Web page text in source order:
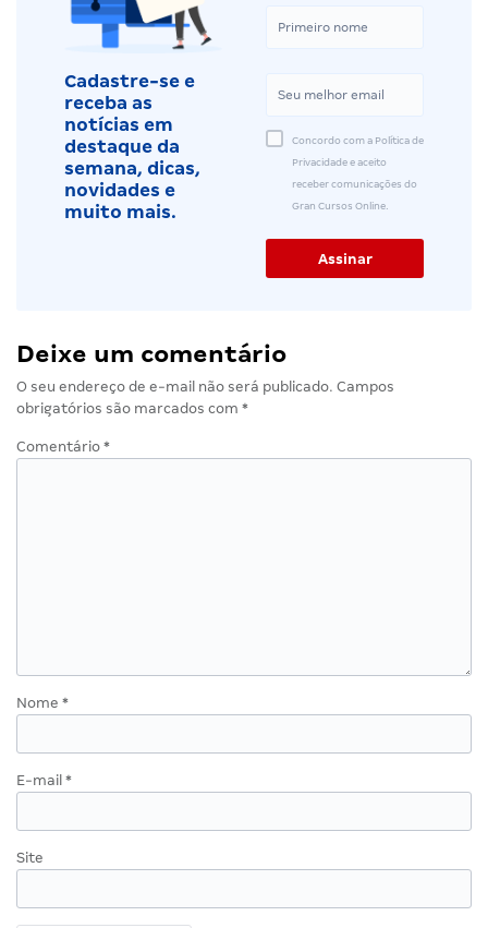
Cadastre-se e
receba as
notícias em
destaque da
semana, dicas,
novidades e
muito mais.
Concordo com a Política de
Privacidade e aceito
receber comunicações do
Gran Cursos Online.
Deixe um comentário
O seu endereço de e-mail não será publicado. Campos
obrigatórios são marcados com *
Comentário *
Nome *
E-mail *
Site